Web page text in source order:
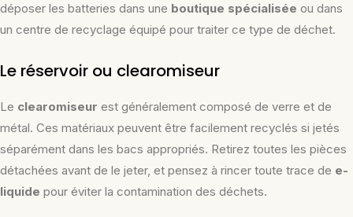
déposer les batteries dans une boutique spécialisée ou dans
un centre de recyclage équipé pour traiter ce type de déchet.
Le réservoir ou clearomiseur
Le clearomiseur est généralement composé de verre et de
métal. Ces matériaux peuvent être facilement recyclés si jetés
séparément dans les bacs appropriés. Retirez toutes les pièces
détachées avant de le jeter, et pensez à rincer toute trace de e-
liquide pour éviter la contamination des déchets.